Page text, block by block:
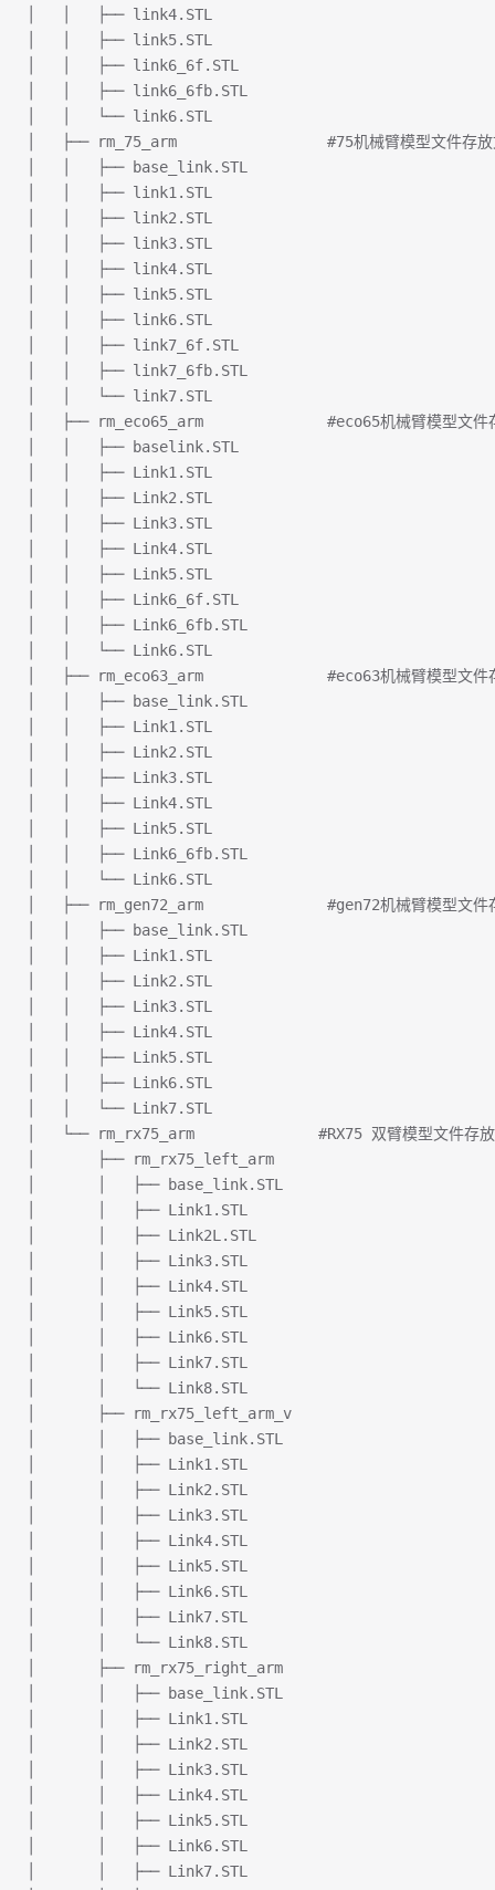
│   │   ├── link4.STL
│   │   ├── link5.STL
│   │   ├── link6_6f.STL
│   │   ├── link6_6fb.STL
│   │   └── link6.STL
│   ├── rm_75_arm                 #75机械臂模型文件存放
│   │   ├── base_link.STL
│   │   ├── link1.STL
│   │   ├── link2.STL
│   │   ├── link3.STL
│   │   ├── link4.STL
│   │   ├── link5.STL
│   │   ├── link6.STL
│   │   ├── link7_6f.STL
│   │   ├── link7_6fb.STL
│   │   └── link7.STL
│   ├── rm_eco65_arm              #eco65机械臂模型文件
│   │   ├── baselink.STL
│   │   ├── Link1.STL
│   │   ├── Link2.STL
│   │   ├── Link3.STL
│   │   ├── Link4.STL
│   │   ├── Link5.STL
│   │   ├── Link6_6f.STL
│   │   ├── Link6_6fb.STL
│   │   └── Link6.STL
│   ├── rm_eco63_arm              #eco63机械臂模型文件
│   │   ├── base_link.STL
│   │   ├── Link1.STL
│   │   ├── Link2.STL
│   │   ├── Link3.STL
│   │   ├── Link4.STL
│   │   ├── Link5.STL
│   │   ├── Link6_6fb.STL
│   │   └── Link6.STL
│   ├── rm_gen72_arm              #gen72机械臂模型文件
│   │   ├── base_link.STL
│   │   ├── Link1.STL
│   │   ├── Link2.STL
│   │   ├── Link3.STL
│   │   ├── Link4.STL
│   │   ├── Link5.STL
│   │   ├── Link6.STL
│   │   └── Link7.STL
│   └── rm_rx75_arm              #RX75 双臂模型文件存放
│       ├── rm_rx75_left_arm
│       │   ├── base_link.STL
│       │   ├── Link1.STL
│       │   ├── Link2L.STL
│       │   ├── Link3.STL
│       │   ├── Link4.STL
│       │   ├── Link5.STL
│       │   ├── Link6.STL
│       │   ├── Link7.STL
│       │   └── Link8.STL
│       ├── rm_rx75_left_arm_v
│       │   ├── base_link.STL
│       │   ├── Link1.STL
│       │   ├── Link2.STL
│       │   ├── Link3.STL
│       │   ├── Link4.STL
│       │   ├── Link5.STL
│       │   ├── Link6.STL
│       │   ├── Link7.STL
│       │   └── Link8.STL
│       ├── rm_rx75_right_arm
│       │   ├── base_link.STL
│       │   ├── Link1.STL
│       │   ├── Link2.STL
│       │   ├── Link3.STL
│       │   ├── Link4.STL
│       │   ├── Link5.STL
│       │   ├── Link6.STL
│       │   ├── Link7.STL